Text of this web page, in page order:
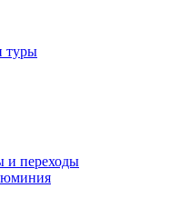
туры
и переходы